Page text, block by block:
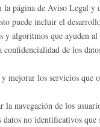
la página de Aviso Legal y
puede incluir el
y algoritmos que ayuden
confidencialidad de los
y mejorar los servicios que
la navegación de los
datos no identificativos que